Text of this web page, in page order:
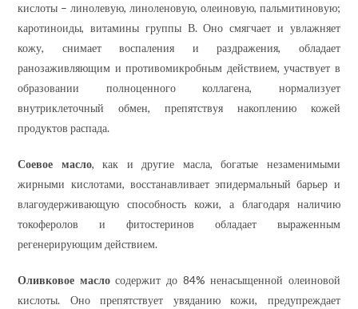
кислоты – линолевую, линоленовую, олеиновую, пальмитиновую;
каротиноиды, витамины группы В. Оно смягчает и увлажняет
кожу, снимает воспаления и раздражения, обладает
ранозаживляющим и противомикробным действием, участвует в
образовании полноценного коллагена, нормализует
внутриклеточный обмен, препятствуя накоплению кожей
продуктов распада.
Соевое масло, как и другие масла, богатые незаменимыми
жирными кислотами, восстанавливает эпидермальный барьер и
влагоудерживающую способность кожи, а благодаря наличию
токоферолов и фитостеринов обладает выраженным
регенерирующим действием.
Оливковое маслосодержит до 84% ненасыщенной олеиновой
кислоты. Оно препятствует увяданию кожи, предупреждает